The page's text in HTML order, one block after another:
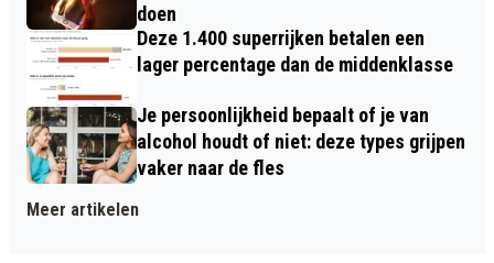
doen
Deze 1.400 superrijken betalen een
lager percentage dan de middenklasse
Je persoonlijkheid bepaalt of je van
alcohol houdt of niet: deze types grijpen
vaker naar de fles
Meer artikelen